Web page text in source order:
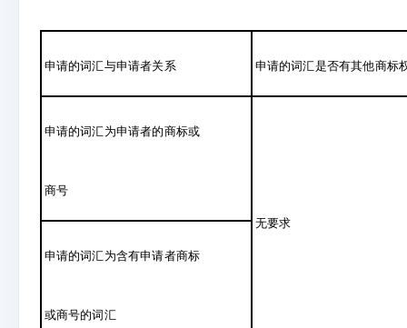
申请的词汇与申请者关系 申请的词汇是否有其他商标
申请的词汇为申请者的商标或
商号
无要求
申请的词汇为含有申请者商标
或商号的词汇